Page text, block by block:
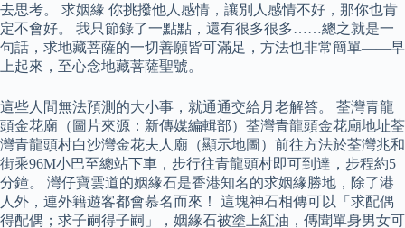
去思考。 求姻緣 你挑撥他人感情，讓別人感情不好，那你也肯
定不會好。 我只節錄了一點點，還有很多很多……總之就是一
句話，求地藏菩薩的一切善願皆可滿足，方法也非常簡單——早
上起來，至心念地藏菩薩聖號。
這些人間無法預測的大小事，就通通交給月老解答。 荃灣青龍
頭金花廟（圖片來源：新傳媒編輯部）荃灣青龍頭金花廟地址荃
灣青龍頭村白沙灣金花夫人廟（顯示地圖）前往方法於荃灣兆和
街乘96M小巴至總站下車，步行往青龍頭村即可到達，步程約5
分鐘。 灣仔寶雲道的姻緣石是香港知名的求姻緣勝地，除了港
人外，連外籍遊客都會慕名而來！ 這塊神石相傳可以「求配偶
得配偶；求子嗣得子嗣」，姻緣石被塗上紅油，傳聞單身男女可